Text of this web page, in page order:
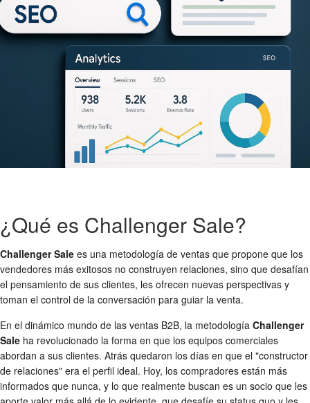
¿Qué es Challenger Sale?
Challenger Sale es una metodología de ventas que propone que los
vendedores más exitosos no construyen relaciones, sino que desafían
el pensamiento de sus clientes, les ofrecen nuevas perspectivas y
toman el control de la conversación para guiar la venta.
En el dinámico mundo de las ventas B2B, la metodología Challenger
Sale ha revolucionado la forma en que los equipos comerciales
abordan a sus clientes. Atrás quedaron los días en que el "constructor
de relaciones" era el perfil ideal. Hoy, los compradores están más
informados que nunca, y lo que realmente buscan es un socio que les